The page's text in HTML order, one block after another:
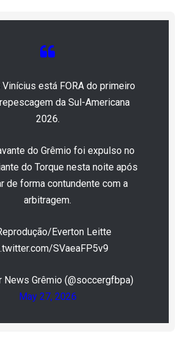
Vinícius está FORA do primeiro
da Sul-Americana
2026.
do Grêmio foi expulso no
do Torque nesta noite após
de forma contundente com a
arbitragem.
Everton Leitte
SVaeaFP5v9
News Grêmio (@soccergfbpa)
May 27, 2026